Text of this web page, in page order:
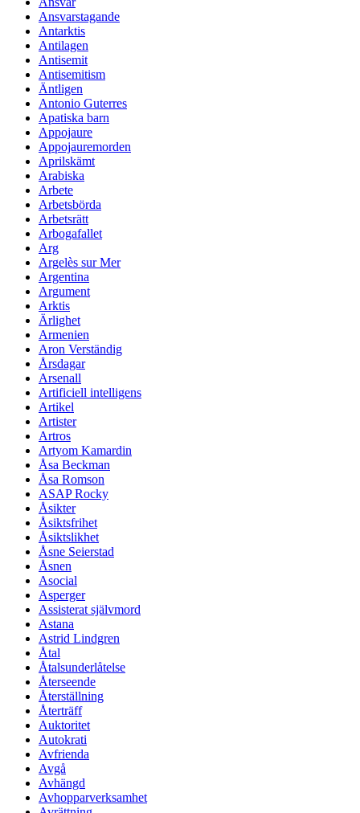
Ansvarstagande
Antarktis
Antilagen
Antisemit
Antisemitism
Äntligen
Antonio Guterres
Apatiska barn
Appojaure
Appojauremorden
Aprilskämt
Arabiska
Arbete
Arbetsbörda
Arbetsrätt
Arbogafallet
Arg
Argelès sur Mer
Argentina
Argument
Arktis
Ärlighet
Armenien
Aron Verständig
Årsdagar
Arsenall
Artificiell intelligens
Artikel
Artister
Artros
Artyom Kamardin
Åsa Beckman
Åsa Romson
ASAP Rocky
Åsikter
Åsiktsfrihet
Åsiktslikhet
Åsne Seierstad
Åsnen
Asocial
Asperger
Assisterat självmord
Astana
Astrid Lindgren
Åtal
Åtalsunderlåtelse
Återseende
Återställning
Återträff
Auktoritet
Autokrati
Avfrienda
Avgå
Avhängd
Avhopparverksamhet